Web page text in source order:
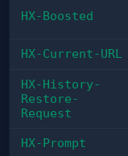
HX-Boosted
HX-Current-URL
HX-History-
Restore-
Request
HX-Prompt